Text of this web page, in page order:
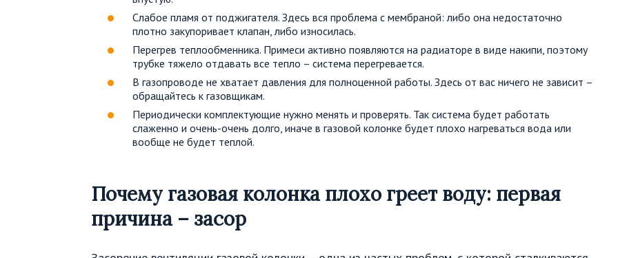
Слабое пламя от поджигателя. Здесь вся проблема с мембраной: либо она недостаточно
плотно закупоривает клапан, либо износилась.
Перегрев теплообменника. Примеси активно появляются на радиаторе в виде накипи, поэтому
трубке тяжело отдавать все тепло – система перегревается.
В газопроводе не хватает давления для полноценной работы. Здесь от вас ничего не зависит –
обращайтесь к газовщикам.
Периодически комплектующие нужно менять и проверять. Так система будет работать
слаженно и очень-очень долго, иначе в газовой колонке будет плохо нагреваться вода или
вообще не будет теплой.
Почему газовая колонка плохо греет воду: первая
причина – засор